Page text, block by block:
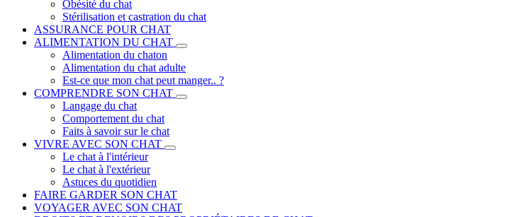
Obésité du chat
Stérilisation et castration du chat
ASSURANCE POUR CHAT
ALIMENTATION DU CHAT
Alimentation du chaton
Alimentation du chat adulte
Est-ce que mon chat peut manger.. ?
COMPRENDRE SON CHAT
Langage du chat
Comportement du chat
Faits à savoir sur le chat
VIVRE AVEC SON CHAT
Le chat à l'intérieur
Le chat à l'extérieur
Astuces du quotidien
FAIRE GARDER SON CHAT
VOYAGER AVEC SON CHAT